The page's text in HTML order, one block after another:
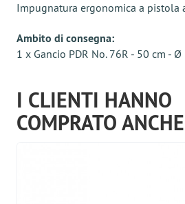
Impugnatura ergonomica a pistola
Ambito di consegna:
1 x Gancio PDR No. 76R - 50 cm - Ø
I CLIENTI HANNO
COMPRATO ANCHE